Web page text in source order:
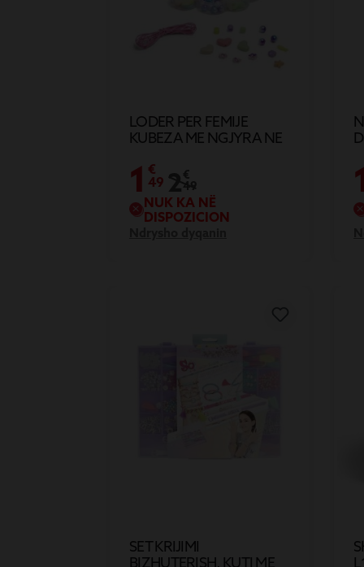
LODER PER FEMIJE
KUBEZA ME NGJYRA NE
1 €
49
NUK KA NË
DISPOZICION
SET KRIJIMI
BIZHUTERISH, KUTI ME